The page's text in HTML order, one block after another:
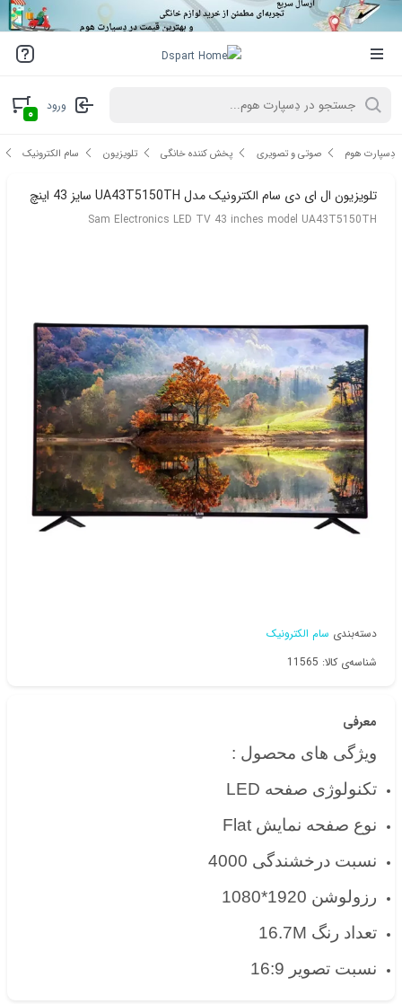
ورود ۰
دِسپارت هوم صوتی و تصویری پخش کننده خانگی تلویزیون سام الکترونیک
تلویزیون ال ای دی سام الکترونیک مدل UA43T5150TH سایز 43 اینچ
Sam Electronics LED TV 43 inches model UA43T5150TH
دسته‌بندی سام الکترونیک
شناسه‌ی کالا: 11565
معرفی
ویژگی های محصول :
تکنولوژی صفحه LED
نوع صفحه نمایش Flat
نسبت درخشندگی 4000
رزولوشن 1920*1080
تعداد رنگ 16.7M
نسبت تصویر 16:9